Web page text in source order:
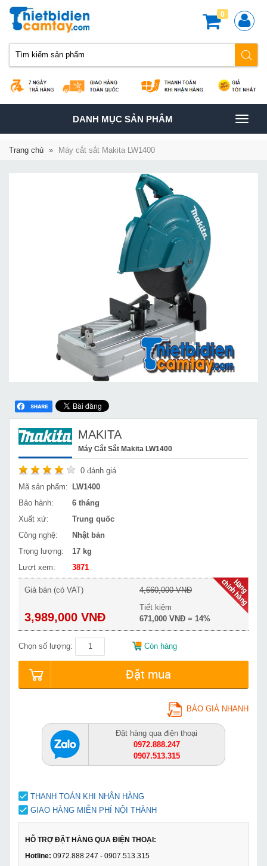
0
TOGGLE
NAVIGATION
DANH MỤC SẢN PHÂM
Trang chủ » Máy cắt sắt Makita LW1400
MAKITA
Máy Cắt Sắt Makita LW1400
0 đánh giá
Mã sản phẩm:
LW1400
Bảo hành:
6 tháng
Xuất xứ:
Trung quốc
Công nghệ:
Nhật bản
Trọng lượng:
17 kg
Lượt xem:
3871
Giá bán (có VAT)
3,989,000 VNĐ
4,660,000 VNĐ
Tiết kiệm
671,000 VNĐ = 14%
Chọn số lượng: Còn hàng
Đặt mua
BÁO GIÁ NHANH
Đặt hàng qua điện thoại
0972.888.247
0907.513.315
THANH TOÁN KHI NHẬN HÀNG
GIAO HÀNG MIỄN PHÍ NỘI THÀNH
HỖ TRỢ ĐẶT HÀNG QUA ĐIỆN THOẠI:
Hotline: 0972.888.247 - 0907.513.315